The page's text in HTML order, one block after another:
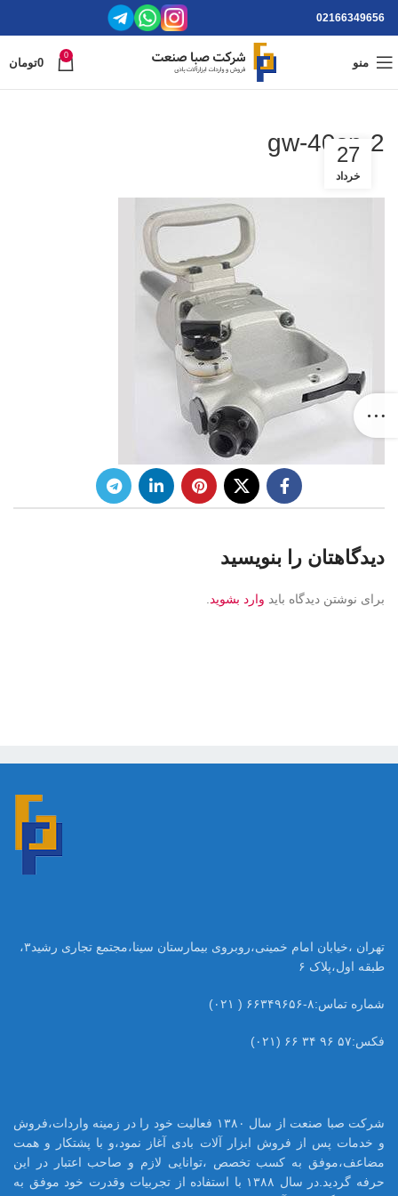
02166349656
منو
0
0تومان
gw-40sp-2
27
خرداد
دیدگاهتان را بنویسید
برای نوشتن دیدگاه باید وارد بشوید
تهران ،خیابان امام خمینی،روبروی بیمارستان سینا،مجتمع تجاری رشید۳،
طبقه اول،پلاک ۶
شماره تماس:۸-۶۶۳۴۹۶۵۶ ( ۰۲۱)
فکس:۵۷ ۹۶ ۳۴ ۶۶ (۰۲۱)
شرکت صبا صنعت از سال ۱۳۸۰ فعالیت خود را در زمینه واردات،فروش
و خدمات پس از فروش ابزار آلات بادی آغاز نمود،و با پشتکار و همت
مضاعف،موفق به کسب تخصص ،توانایی لازم و صاحب اعتبار در این
حرفه گردید.در سال ۱۳۸۸ با استفاده از تجربیات وقدرت خود موفق به